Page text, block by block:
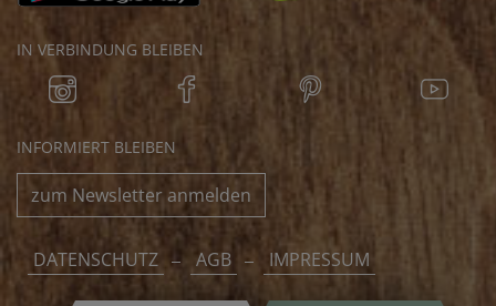
IN VERBINDUNG BLEIBEN
INFORMIERT BLEIBEN
zum Newsletter anmelden
DATENSCHUTZ AGB IMPRESSUM